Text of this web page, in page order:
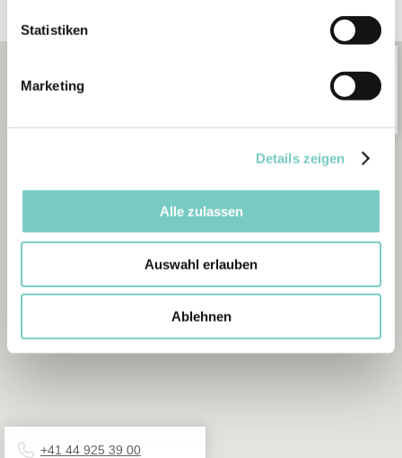
Statistiken
Marketing
Details zeigen
Alle zulassen
Auswahl erlauben
Ablehnen
CLINIC & JOB DRESS AG
General-Wille-Strasse 201,
+41 44 925 39 00